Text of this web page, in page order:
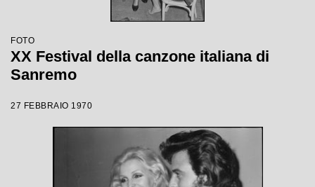
FOTO
XX Festival della canzone italiana di
Sanremo
27 FEBBRAIO 1970